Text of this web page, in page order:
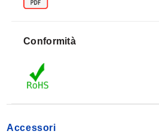
con 2 celle di misura, griglie
SGK-B5A-K350W-*****
carico a colonna dove è richiesta
geometria di questa cella di
sforzo principale nella colonna.
Conformità
Accessori